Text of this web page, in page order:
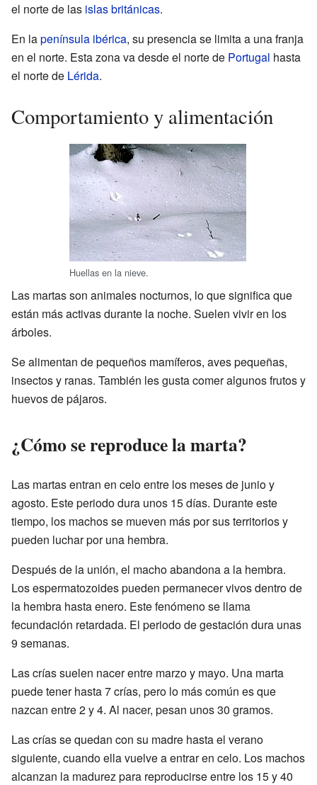
el norte de las islas británicas.
En lapenínsula ibérica, su presencia se limita a una franja
en el norte. Esta zona va desde el norte de Portugal hasta
el norte de Lérida.
Comportamiento y alimentación
Huellas en la nieve.
Las martas son animales nocturnos, lo que significa que
están más activas durante la noche. Suelen vivir en los
árboles.
Se alimentan de pequeños mamíferos, aves pequeñas,
insectos y ranas. También les gusta comer algunos frutos y
huevos de pájaros.
¿Cómo se reproduce la marta?
Las martas entran en celo entre los meses de junio y
agosto. Este periodo dura unos 15 días. Durante este
tiempo, los machos se mueven más por sus territorios y
pueden luchar por una hembra.
Después de la unión, el macho abandona a la hembra.
Los espermatozoides pueden permanecer vivos dentro de
la hembra hasta enero. Este fenómeno se llama
fecundación retardada. El periodo de gestación dura unas
9 semanas.
Las crías suelen nacer entre marzo y mayo. Una marta
puede tener hasta 7 crías, pero lo más común es que
nazcan entre 2 y 4. Al nacer, pesan unos 30 gramos.
Las crías se quedan con su madre hasta el verano
siguiente, cuando ella vuelve a entrar en celo. Los machos
alcanzan la madurez para reproducirse entre los 15 y 40